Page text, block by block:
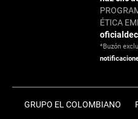
ÉTICA
*Buzón
GRUPO EL COLOMBIANO